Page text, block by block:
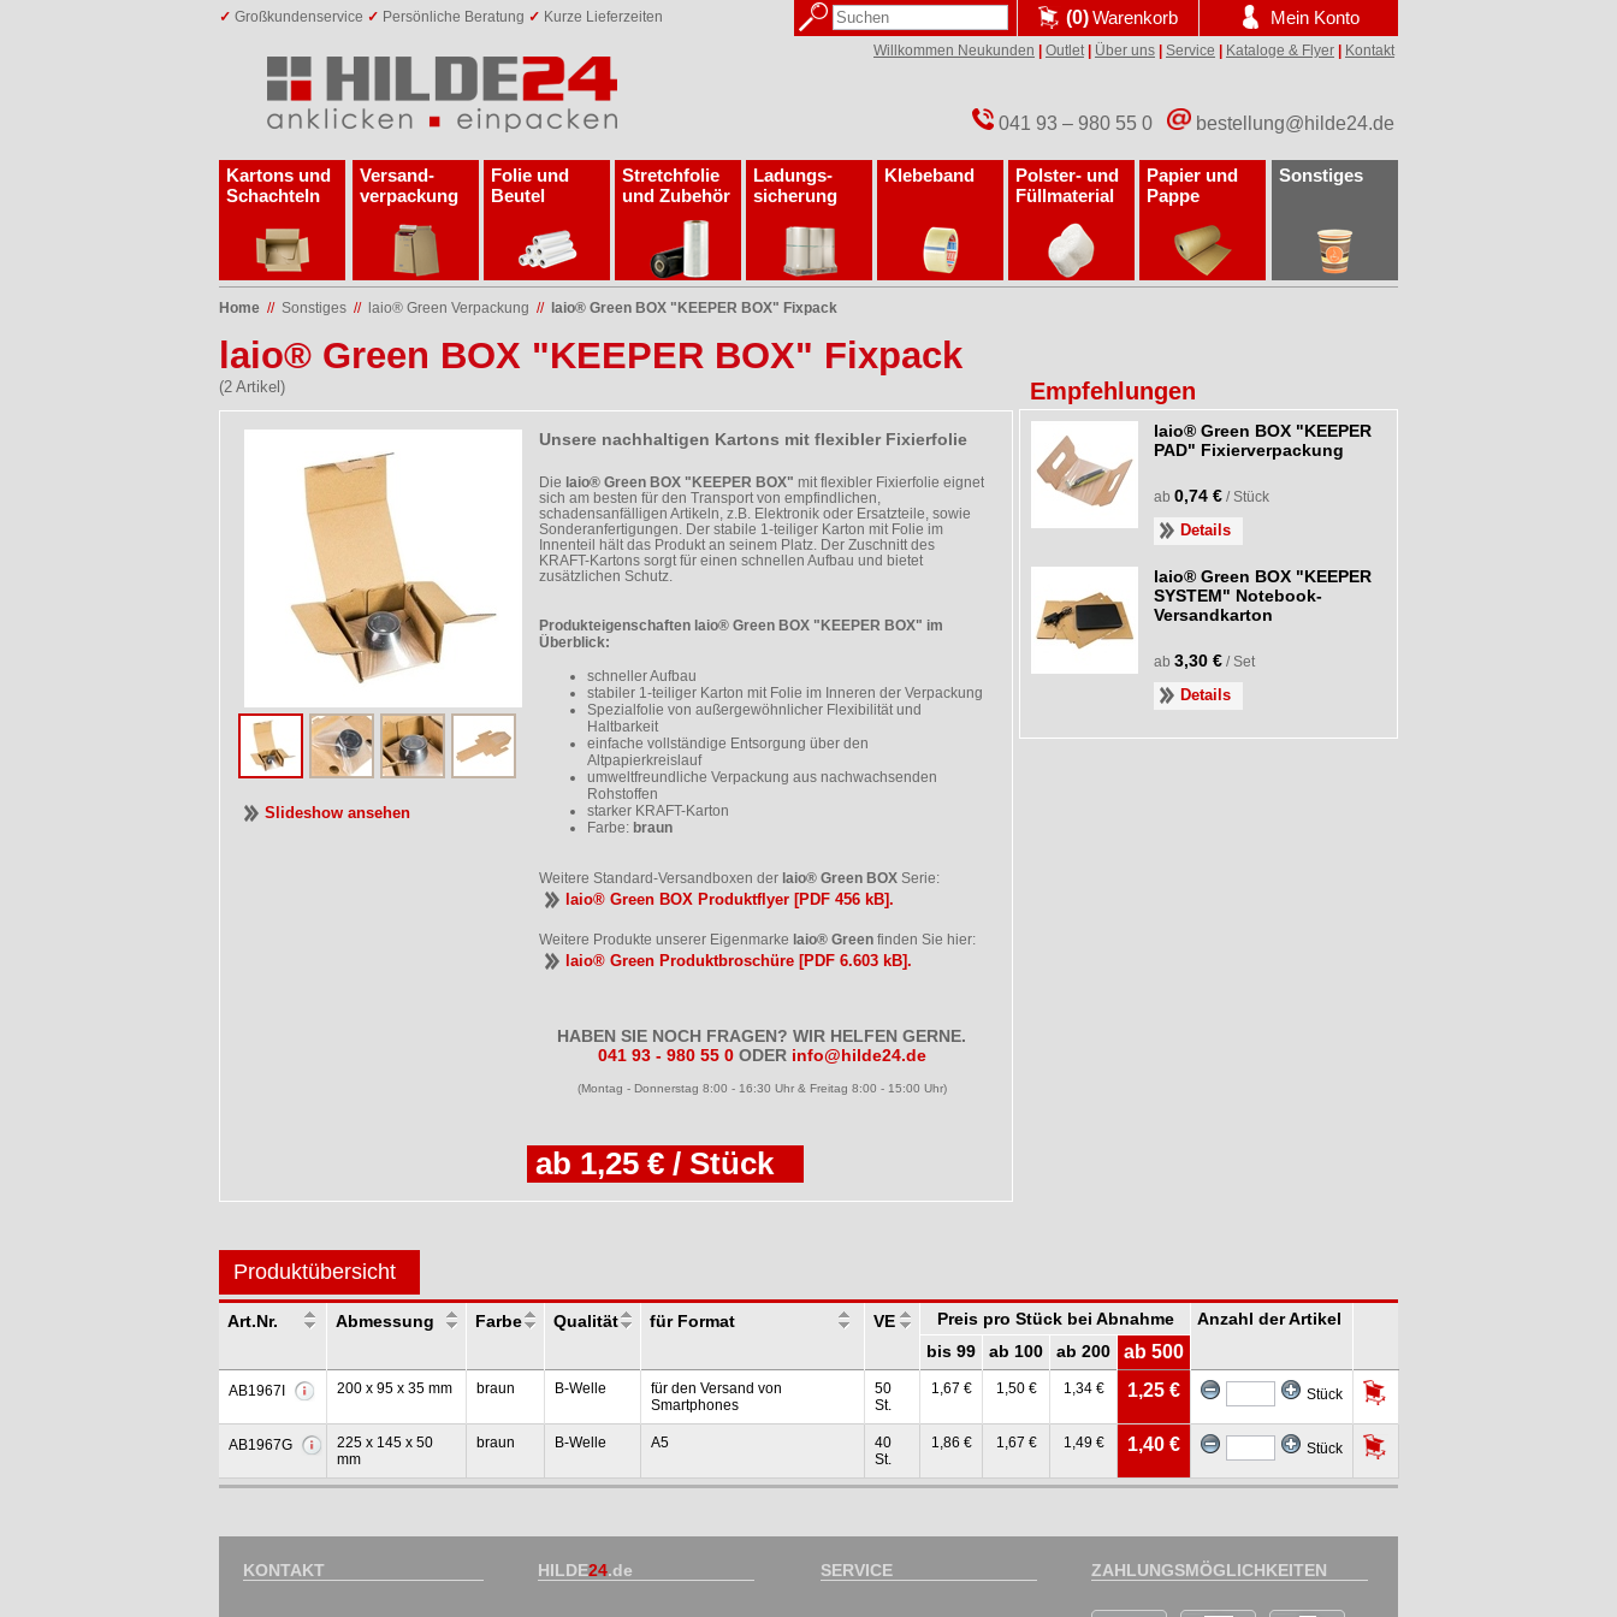
✓ Großkundenservice ✓ Persönliche Beratung ✓ Kurze Lieferzeiten
Willkommen Neukunden Outlet Über uns Service Kataloge & Flyer Kontakt
041 93 – 980 55 0 bestellung@hilde24.de
(0)Warenkorb Mein Konto
Kartons und
Schachteln
Versand­
verpackung
Folie und
Beutel
Stretchfolie
und Zubehör
Ladungs­
sicherung
Klebeband
Polster- und
Füllmaterial
Papier und
Pappe
Sonstiges
Home // Sonstiges // laio® Green Verpackung // laio® Green BOX "KEEPER BOX" Fixpack
laio® Green BOX "KEEPER BOX" Fixpack
(2 Artikel)
Slideshow ansehen
Unsere nachhaltigen Kartons mit flexibler Fixierfolie
Die laio® Green BOX "KEEPER BOX" mit flexibler Fixierfolie eignet
sich am besten für den Transport von empfindlichen,
schadensanfälligen Artikeln, z.B. Elektronik oder Ersatzteile, sowie
Sonderanfertigungen. Der stabile 1-teiliger Karton mit Folie im
Innenteil hält das Produkt an seinem Platz. Der Zuschnitt des
KRAFT-Kartons sorgt für einen schnellen Aufbau und bietet
zusätzlichen Schutz.
Produkteigenschaften laio® Green BOX "KEEPER BOX" im
Überblick:
schneller Aufbau
stabiler 1-teiliger Karton mit Folie im Inneren der Verpackung
Spezialfolie von außergewöhnlicher Flexibilität und
Haltbarkeit
einfache vollständige Entsorgung über den
Altpapierkreislauf
umweltfreundliche Verpackung aus nachwachsenden
Rohstoffen
starker KRAFT-Karton
Farbe: braun
Weitere Standard-Versandboxen der laio® Green BOX Serie:
laio® Green BOX Produktflyer [PDF 456 kB].
Weitere Produkte unserer Eigenmarke laio® Green finden Sie hier:
laio® Green Produktbroschüre [PDF 6.603 kB].
HABEN SIE NOCH FRAGEN? WIR HELFEN GERNE.
041 93 - 980 55 0 ODER info@hilde24.de
(Montag - Donnerstag 8:00 - 16:30 Uhr & Freitag 8:00 - 15:00 Uhr)
ab 1,25 € / Stück
Empfehlungen
laio® Green BOX "KEEPER
PAD" Fixierverpackung
ab 0,74 € / Stück
Details
laio® Green BOX "KEEPER
SYSTEM" Notebook-
Versandkarton
ab 3,30 € / Set
Details
Produktübersicht
Art.Nr. Abmessung Farbe Qualität für Format VE Preis pro Stück bei Abnahme
Anzahl der Artikel
bis 99
ab 100 ab 200 ab 500
AB1967I 200 x 95 x 35 mm braun B-Welle
für den Versand von
Smartphones
50
St.
1,67 € 1,50 € 1,34 € 1,25 € Stück
AB1967G
225 x 145 x 50
mm
braun B-Welle A5
40
St.
1,86 € 1,67 € 1,49 € 1,40 € Stück
KONTAKT HILDE24.de SERVICE ZAHLUNGSMÖGLICHKEITEN